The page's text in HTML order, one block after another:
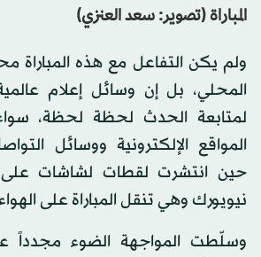
المباراة (تصوير: سعد العنزي)
ولم يكن التفاعل مع هذه المباراة
المحلي، بل إن وسائل إعلام
لمتابعة الحدث لحظة لحظة،
المواقع الإلكترونية ووسائل
حين انتشرت لقطات لشاشات
نيويورك وهي تنقل المباراة على
وسلّطت المواجهة الضوء مجدداً